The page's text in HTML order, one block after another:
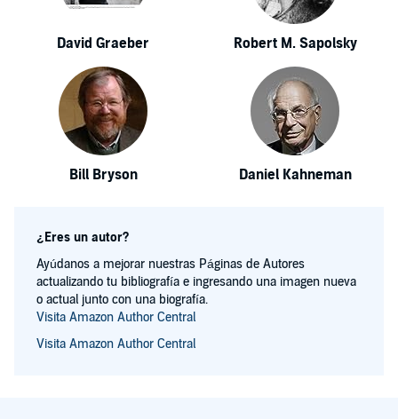
David Graeber Robert M. Sapolsky
Bill Bryson Daniel Kahneman
¿Eres un autor?
Ayúdanos a mejorar nuestras Páginas de Autores
actualizando tu bibliografía e ingresando una imagen nueva
o actual junto con una biografía.
Visita Amazon Author Central
Visita Amazon Author Central